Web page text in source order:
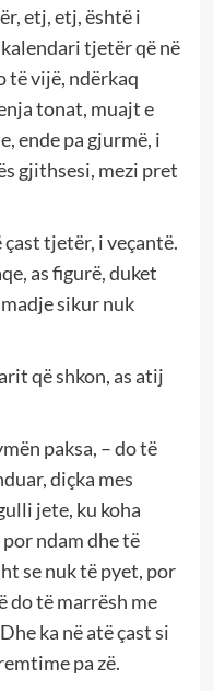
etj, etj, është i
tjetër që në
të vijë, ndërkaq
tonat, muajt e
ende pa gjurmë, i
gjithsesi, mezi pret
tjetër, i veçantë.
as figurë, duket
sikur nuk
që shkon, as atij
paksa, – do të
diçka mes
jete, ku koha
ndam dhe të
se nuk të pyet, por
do të marrësh me
ka në atë çast si
pa zë.